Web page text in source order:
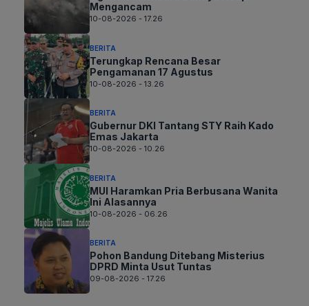
Mengancam
10-08-2026 - 17.26
BERITA
Terungkap Rencana Besar
Pengamanan 17 Agustus
10-08-2026 - 13.26
BERITA
Gubernur DKI Tantang STY Raih Kado
Emas Jakarta
10-08-2026 - 10.26
BERITA
MUI Haramkan Pria Berbusana Wanita
Ini Alasannya
10-08-2026 - 06.26
BERITA
Pohon Bandung Ditebang Misterius
DPRD Minta Usut Tuntas
09-08-2026 - 17.26